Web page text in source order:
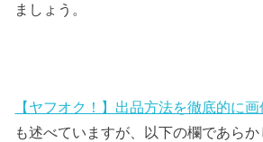
ましょう。
【ヤフオク！】出品方法を徹底的に
も述べていますが、以下の欄であら